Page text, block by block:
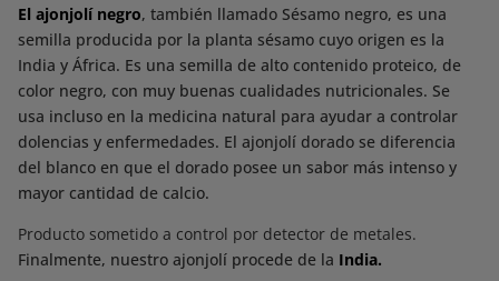
El ajonjolí negro, también llamado Sésamo negro, es una
semilla producida por la planta sésamo cuyo origen es la
India y África. Es una semilla de alto contenido proteico, de
color negro, con muy buenas cualidades nutricionales. Se
usa incluso en la medicina natural para ayudar a controlar
dolencias y enfermedades. El ajonjolí dorado se diferencia
del blanco en que el dorado posee un sabor más intenso y
mayor cantidad de calcio.
Producto sometido a control por detector de metales.
Finalmente, nuestro ajonjolí procede de la India.